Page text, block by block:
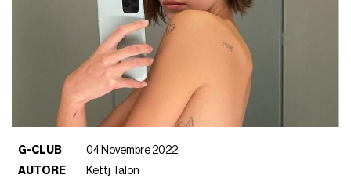
G-CLUB
04 Novembre 2022
AUTORE
Kettj Talon